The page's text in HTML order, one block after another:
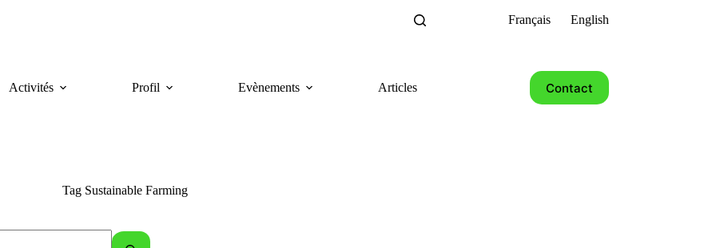
Français English
Activités Profil Evènements Articles Contact
Tag Sustainable Farming